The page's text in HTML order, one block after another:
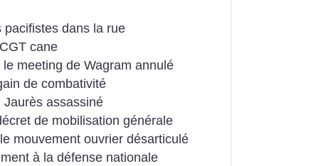
pacifistes dans la rue
cane
meeting de Wagram annulé
de combativité
assassiné
de mobilisation générale
mouvement ouvrier désarticulé
à la défense nationale